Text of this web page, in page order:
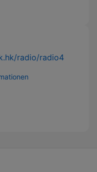
radio/radio4